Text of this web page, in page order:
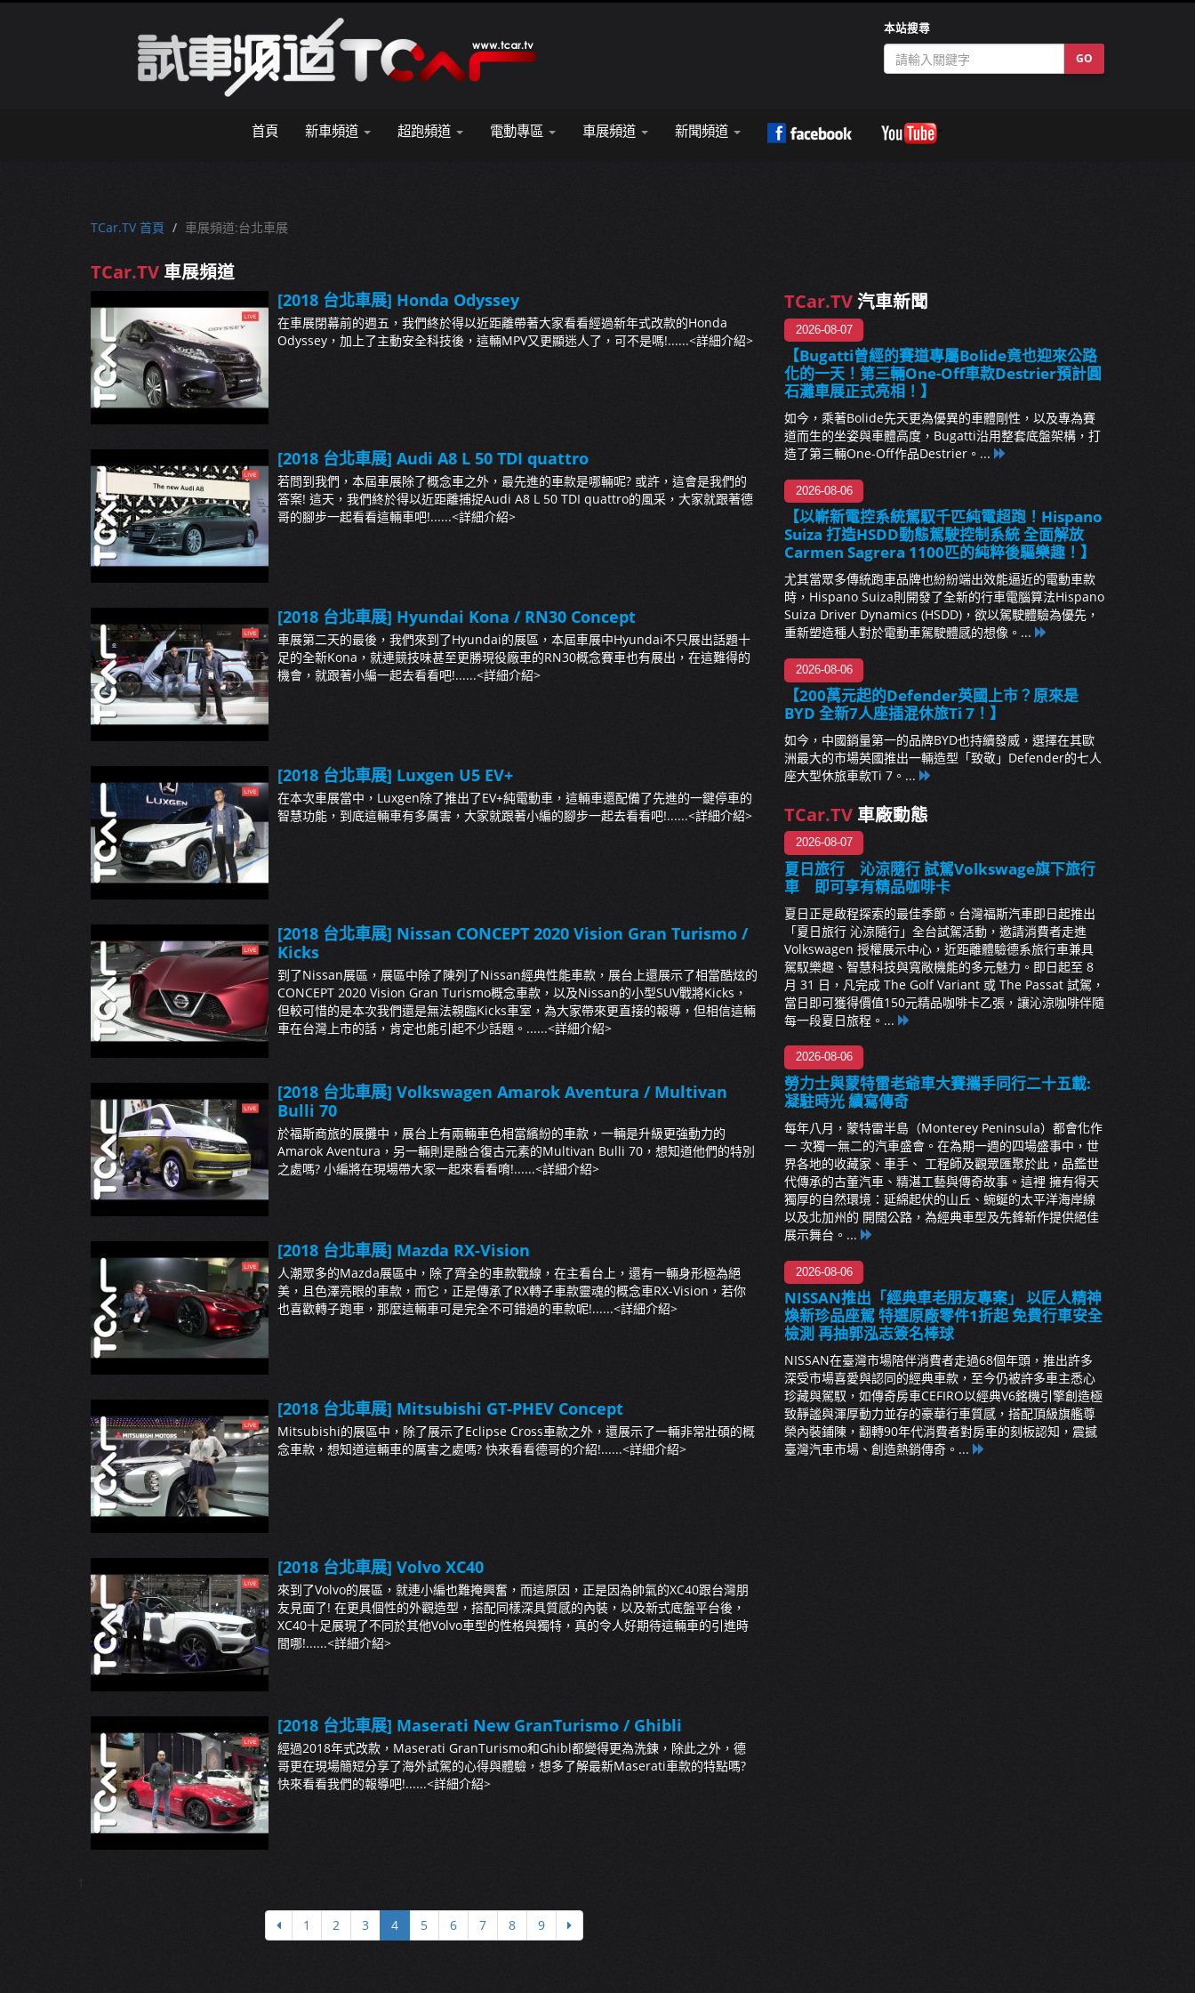
本站搜尋
GO
首頁 新車頻道 超跑頻道 電動專區 車展頻道 新聞頻道
TCar.TV 首頁 車展頻道:台北車展
TCar.TV 車展頻道
[2018 台北車展] Honda Odyssey
在車展閉幕前的週五，我們終於得以近距離帶著大家看看經過新年式改款的Honda
Odyssey，加上了主動安全科技後，這輛MPV又更顯迷人了，可不是嗎!......<詳細介紹>
[2018 台北車展] Audi A8 L 50 TDI quattro
若問到我們，本屆車展除了概念車之外，最先進的車款是哪輛呢? 或許，這會是我們的
答案! 這天，我們終於得以近距離捕捉Audi A8 L 50 TDI quattro的風采，大家就跟著德
哥的腳步一起看看這輛車吧!......<詳細介紹>
[2018 台北車展] Hyundai Kona / RN30 Concept
車展第二天的最後，我們來到了Hyundai的展區，本屆車展中Hyundai不只展出話題十
足的全新Kona，就連競技味甚至更勝現役廠車的RN30概念賽車也有展出，在這難得的
機會，就跟著小編一起去看看吧!......<詳細介紹>
[2018 台北車展] Luxgen U5 EV+
在本次車展當中，Luxgen除了推出了EV+純電動車，這輛車還配備了先進的一鍵停車的
智慧功能，到底這輛車有多厲害，大家就跟著小編的腳步一起去看看吧!......<詳細介紹>
[2018 台北車展] Nissan CONCEPT 2020 Vision Gran Turismo /
Kicks
到了Nissan展區，展區中除了陳列了Nissan經典性能車款，展台上還展示了相當酷炫的
CONCEPT 2020 Vision Gran Turismo概念車款，以及Nissan的小型SUV戰將Kicks，
但較可惜的是本次我們還是無法親臨Kicks車室，為大家帶來更直接的報導，但相信這輛
車在台灣上市的話，肯定也能引起不少話題。......<詳細介紹>
[2018 台北車展] Volkswagen Amarok Aventura / Multivan
Bulli 70
於福斯商旅的展攤中，展台上有兩輛車色相當繽紛的車款，一輛是升級更強動力的
Amarok Aventura，另一輛則是融合復古元素的Multivan Bulli 70，想知道他們的特別
之處嗎? 小編將在現場帶大家一起來看看唷!......<詳細介紹>
[2018 台北車展] Mazda RX-Vision
人潮眾多的Mazda展區中，除了齊全的車款戰線，在主看台上，還有一輛身形極為絕
美，且色澤亮眼的車款，而它，正是傳承了RX轉子車款靈魂的概念車RX-Vision，若你
也喜歡轉子跑車，那麼這輛車可是完全不可錯過的車款呢!......<詳細介紹>
[2018 台北車展] Mitsubishi GT-PHEV Concept
Mitsubishi的展區中，除了展示了Eclipse Cross車款之外，還展示了一輛非常壯碩的概
念車款，想知道這輛車的厲害之處嗎? 快來看看德哥的介紹!......<詳細介紹>
[2018 台北車展] Volvo XC40
來到了Volvo的展區，就連小編也難掩興奮，而這原因，正是因為帥氣的XC40跟台灣朋
友見面了! 在更具個性的外觀造型，搭配同樣深具質感的內裝，以及新式底盤平台後，
XC40十足展現了不同於其他Volvo車型的性格與獨特，真的令人好期待這輛車的引進時
間哪!......<詳細介紹>
[2018 台北車展] Maserati New GranTurismo / Ghibli
經過2018年式改款，Maserati GranTurismo和Ghibl都變得更為洗鍊，除此之外，德
哥更在現場簡短分享了海外試駕的心得與體驗，想多了解最新Maserati車款的特點嗎?
快來看看我們的報導吧!......<詳細介紹>
1 2 3 4 5 6 7 8 9
TCar.TV汽車新聞
2026-08-07
【Bugatti曾經的賽道專屬Bolide竟也迎來公路
化的一天！第三輛One-Off車款Destrier預計圓
石灘車展正式亮相！】
如今，乘著Bolide先天更為優異的車體剛性，以及專為賽
道而生的坐姿與車體高度，Bugatti沿用整套底盤架構，打
造了第三輛One-Off作品Destrier。...
2026-08-06
【以嶄新電控系統駕馭千匹純電超跑！Hispano
Suiza 打造HSDD動態駕駛控制系統 全面解放
Carmen Sagrera 1100匹的純粹後驅樂趣！】
尤其當眾多傳統跑車品牌也紛紛端出效能逼近的電動車款
時，Hispano Suiza則開發了全新的行車電腦算法Hispano
Suiza Driver Dynamics (HSDD)，欲以駕駛體驗為優先，
重新塑造種人對於電動車駕駛體感的想像。...
2026-08-06
【200萬元起的Defender英國上市？原來是
BYD 全新7人座插混休旅Ti 7！】
如今，中國銷量第一的品牌BYD也持續發威，選擇在其歐
洲最大的市場英國推出一輛造型「致敬」Defender的七人
座大型休旅車款Ti 7。...
TCar.TV 車廠動態
2026-08-07
夏日旅行 沁涼隨行 試駕Volkswage旗下旅行
車 即可享有精品咖啡卡
夏日正是啟程探索的最佳季節。台灣福斯汽車即日起推出
「夏日旅行 沁涼隨行」全台試駕活動，邀請消費者走進
Volkswagen 授權展示中心，近距離體驗德系旅行車兼具
駕馭樂趣、智慧科技與寬敞機能的多元魅力。即日起至 8
月 31 日，凡完成 The Golf Variant 或 The Passat 試駕，
當日即可獲得價值150元精品咖啡卡乙張，讓沁涼咖啡伴隨
每一段夏日旅程。...
2026-08-06
勞力士與蒙特雷老爺車大賽攜手同行二十五載:
凝駐時光 續寫傳奇
每年八月，蒙特雷半島（Monterey Peninsula）都會化作
一 次獨一無二的汽車盛會。在為期一週的四場盛事中，世
界各地的收藏家、車手、 工程師及觀眾匯聚於此，品鑑世
代傳承的古董汽車、精湛工藝與傳奇故事。這裡 擁有得天
獨厚的自然環境：延綿起伏的山丘、蜿蜒的太平洋海岸線
以及北加州的 開闊公路，為經典車型及先鋒新作提供絕佳
展示舞台。...
2026-08-06
NISSAN推出「經典車老朋友專案」 以匠人精神
煥新珍品座駕 特選原廠零件1折起 免費行車安全
檢測 再抽郭泓志簽名棒球
NISSAN在臺灣市場陪伴消費者走過68個年頭，推出許多
深受市場喜愛與認同的經典車款，至今仍被許多車主悉心
珍藏與駕馭，如傳奇房車CEFIRO以經典V6銘機引擎創造極
致靜謐與渾厚動力並存的豪華行車質感，搭配頂級旗艦尊
榮內裝鋪陳，翻轉90年代消費者對房車的刻板認知，震撼
臺灣汽車市場、創造熱銷傳奇。...